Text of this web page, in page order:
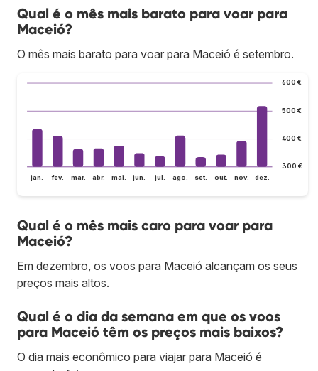
Qual é o mês mais barato para voar para
Maceió?
O mês mais barato para voar para Maceió é setembro.
300 €
400 €
500 €
600 €
jan. fev. mar. abr. mai. jun. jul. ago. set. out. nov. dez.
Qual é o mês mais caro para voar para
Maceió?
Em dezembro, os voos para Maceió alcançam os seus
preços mais altos.
Qual é o dia da semana em que os voos
para Maceió têm os preços mais baixos?
O dia mais econômico para viajar para Maceió é